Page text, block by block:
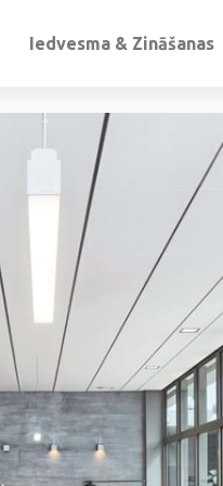
Iedvesma & Zināšanas